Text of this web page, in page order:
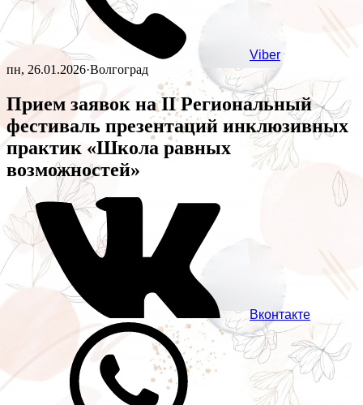
Viber
пн, 26.01.2026·Волгоград
Прием заявок на II Региональный
фестиваль презентаций инклюзивных
практик «Школа равных
возможностей»
Вконтакте